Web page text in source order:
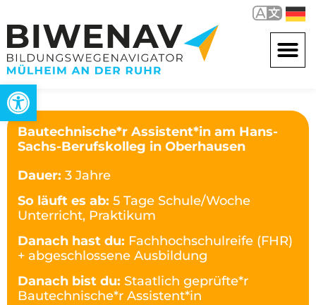
Open toolbar
Bautechnische*r Assistent*in am Hans-
Sachs-Berufskolleg in Oberhausen
Dauer: 3 Jahre
So läuft es ab: 5 Tage Schule/Woche
Unterricht, Praktikum
Danach hast du: Fachhochschulreife (FHR)
+ abgeschlossene Ausbildung
Danach bist du: Staatlich geprüfte*r
Bautechnische*r Assistent*in